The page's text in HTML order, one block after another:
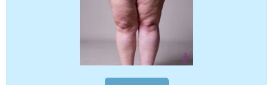
GINGIKIN PLUS ENJUAGUE 500 ML
12.95€